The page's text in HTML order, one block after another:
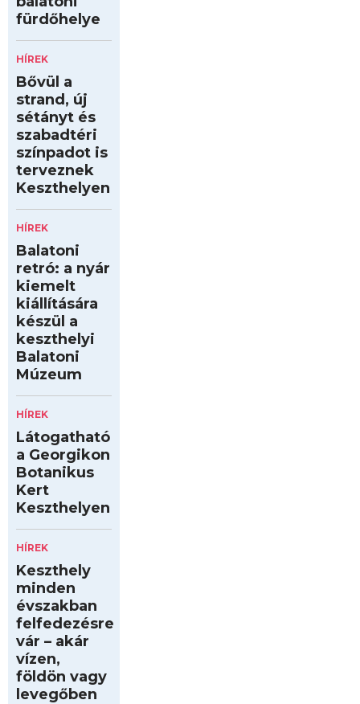
fürdőhelye
HÍREK
Bővül a
strand, új
sétányt és
szabadtéri
színpadot is
terveznek
Keszthelyen
HÍREK
Balatoni
retró: a nyár
kiemelt
kiállítására
készül a
keszthelyi
Balatoni
Múzeum
HÍREK
Látogatható
a Georgikon
Botanikus
Kert
Keszthelyen
HÍREK
Keszthely
minden
évszakban
felfedezésre
vár – akár
vízen,
földön vagy
levegőben